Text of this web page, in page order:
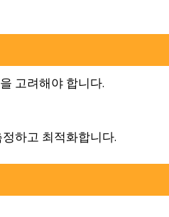
고려해야 합니다.
하고 최적화합니다.